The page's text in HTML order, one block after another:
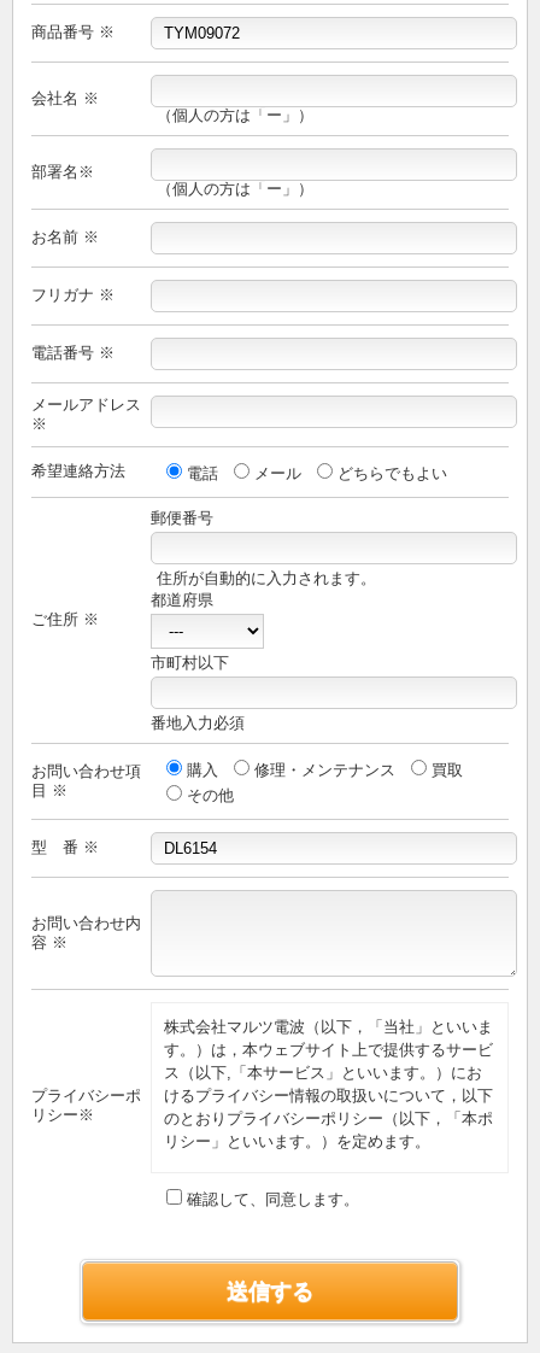
商品番号 ※
会社名 ※
（個人の方は「ー」）
部署名※
（個人の方は「ー」）
お名前 ※
フリガナ ※
電話番号 ※
メールアドレス
※
希望連絡方法 電話 メール どちらでもよい
ご住所 ※
郵便番号
住所が自動的に入力されます。
都道府県
市町村以下
番地入力必須
お問い合わせ項
目 ※
購入 修理・メンテナンス
買取
その他
型 番 ※
お問い合わせ内
容 ※
プライバシーポ
リシー※
株式会社マルツ電波（以下，「当社」といいま
す。）は，本ウェブサイト上で提供するサービ
ス（以下,「本サービス」といいます。）にお
けるプライバシー情報の取扱いについて，以下
のとおりプライバシーポリシー（以下，「本ポ
リシー」といいます。）を定めます。
第1条（プライバシー情報）
プライバシー情報のうち「個人情報」とは，個
し，生存する個人に関する情報であって，当該
情報に含まれる氏名，生年月日，住所，電話番
号，連絡先その他の記述等により特定の個人を
識別できる情報を指します。
プライバシー情報のうち「履歴情報および特性
確認して、同意します。